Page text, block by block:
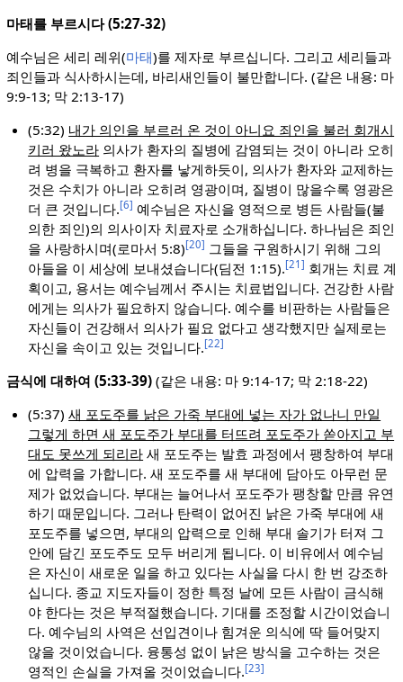
마태를 부르시다 (5:27-32)
예수님은 세리 레위(마태)를 제자로 부르십니다. 그리고 세리들과
죄인들과 식사하시는데, 바리새인들이 불만합니다. (같은 내용: 마
9:9-13; 막 2:13-17)
(5:32) 내가 의인을 부르러 온 것이 아니요 죄인을 불러 회개시
키러 왔노라 의사가 환자의 질병에 감염되는 것이 아니라 오히
려 병을 극복하고 환자를 낳게하듯이, 의사가 환자와 교제하는
것은 수치가 아니라 오히려 영광이며, 질병이 많을수록 영광은
더 큰 것입니다.[6] 예수님은 자신을 영적으로 병든 사람들(불
의한 죄인)의 의사이자 치료자로 소개하십니다. 하나님은 죄인
을 사랑하시며(로마서 5:8)[20] 그들을 구원하시기 위해 그의
아들을 이 세상에 보내셨습니다(딤전 1:15).[21] 회개는 치료 계
획이고, 용서는 예수님께서 주시는 치료법입니다. 건강한 사람
에게는 의사가 필요하지 않습니다. 예수를 비판하는 사람들은
자신들이 건강해서 의사가 필요 없다고 생각했지만 실제로는
자신을 속이고 있는 것입니다.[22]
금식에 대하여 (5:33-39)(같은 내용: 마 9:14-17; 막 2:18-22)
(5:37)새 포도주를 낡은 가죽 부대에 넣는 자가 없나니 만일
그렇게 하면 새 포도주가 부대를 터뜨려 포도주가 쏟아지고 부
대도 못쓰게 되리라 새 포도주는 발효 과정에서 팽창하여 부대
에 압력을 가합니다. 새 포도주를 새 부대에 담아도 아무런 문
제가 없었습니다. 부대는 늘어나서 포도주가 팽창할 만큼 유연
하기 때문입니다. 그러나 탄력이 없어진 낡은 가죽 부대에 새
포도주를 넣으면, 부대의 압력으로 인해 부대 솔기가 터져 그
안에 담긴 포도주도 모두 버리게 됩니다. 이 비유에서 예수님
은 자신이 새로운 일을 하고 있다는 사실을 다시 한 번 강조하
십니다. 종교 지도자들이 정한 특정 날에 모든 사람이 금식해
야 한다는 것은 부적절했습니다. 기대를 조정할 시간이었습니
다. 예수님의 사역은 선입견이나 힘겨운 의식에 딱 들어맞지
않을 것이었습니다. 융통성 없이 낡은 방식을 고수하는 것은
영적인 손실을 가져올 것이었습니다.[23]